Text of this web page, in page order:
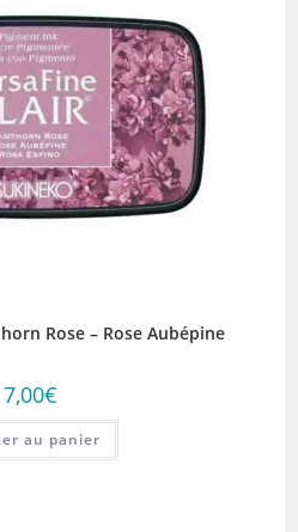
Rose – Rose Aubépine
7,00€
au panier